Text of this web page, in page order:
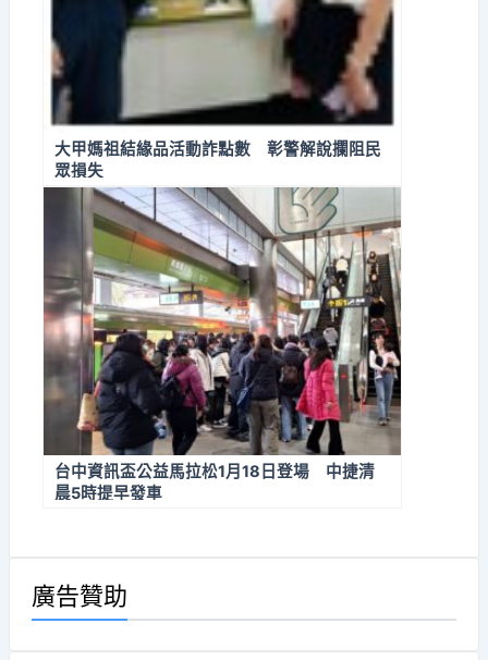
大甲媽祖結緣品活動詐點數 彰警解說攔阻民
眾損失
台中資訊盃公益馬拉松1月18日登場 中捷清
晨5時提早發車
廣告贊助